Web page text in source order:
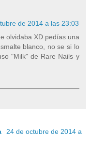
de 2014 a las 23:03
olvidaba XD pedías una
blanco, no se si lo
"Milk" de Rare Nails y
24 de octubre de 2014 a